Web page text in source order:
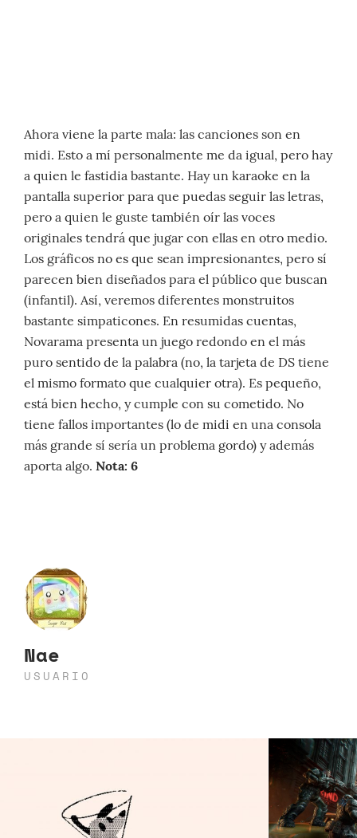
Ahora viene la parte mala: las canciones son en
midi. Esto a mí personalmente me da igual, pero hay
a quien le fastidia bastante. Hay un karaoke en la
pantalla superior para que puedas seguir las letras,
pero a quien le guste también oír las voces
originales tendrá que jugar con ellas en otro medio.
Los gráficos no es que sean impresionantes, pero sí
parecen bien diseñados para el público que buscan
(infantil). Así, veremos diferentes monstruitos
bastante simpaticones. En resumidas cuentas,
Novarama presenta un juego redondo en el más
puro sentido de la palabra (no, la tarjeta de DS tiene
el mismo formato que cualquier otra). Es pequeño,
está bien hecho, y cumple con su cometido. No
tiene fallos importantes (lo de midi en una consola
más grande sí sería un problema gordo) y además
aporta algo. Nota: 6
Nae
USUARIO